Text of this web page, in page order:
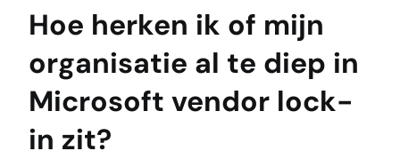
Hoe herken ik of mijn
organisatie al te diep in
Microsoft vendor lock-
in zit?